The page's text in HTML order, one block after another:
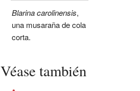
Blarina carolinensis,
una musaraña de cola
corta.
Véase también